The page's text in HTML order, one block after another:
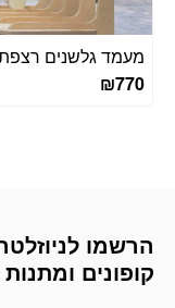
מעמד גלשנים
₪770
הרשמו
קופונים
דוא׳׳ל